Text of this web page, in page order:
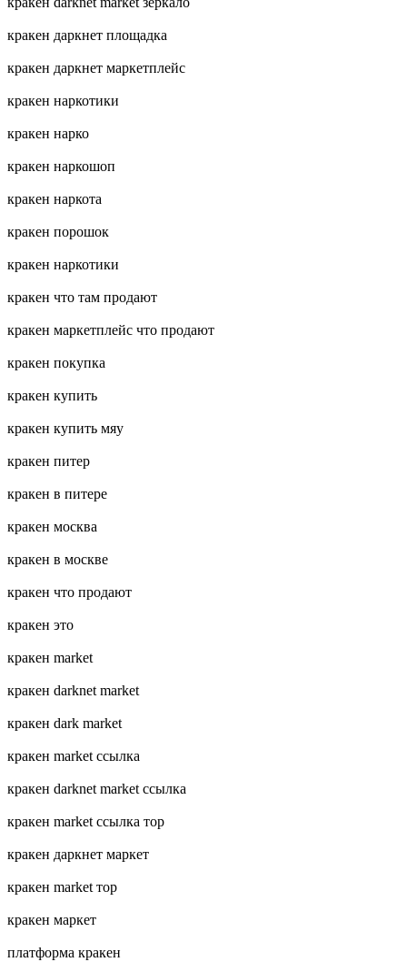
кракен даркнет площадка
кракен даркнет маркетплейс
кракен наркотики
кракен нарко
кракен наркошоп
кракен наркота
кракен порошок
кракен наркотики
кракен что там продают
кракен маркетплейс что продают
кракен покупка
кракен купить
кракен купить мяу
кракен питер
кракен в питере
кракен москва
кракен в москве
кракен что продают
кракен это
кракен market
кракен darknet market
кракен dark market
кракен market ссылка
кракен darknet market ссылка
кракен market ссылка тор
кракен даркнет маркет
кракен market тор
кракен маркет
платформа кракен